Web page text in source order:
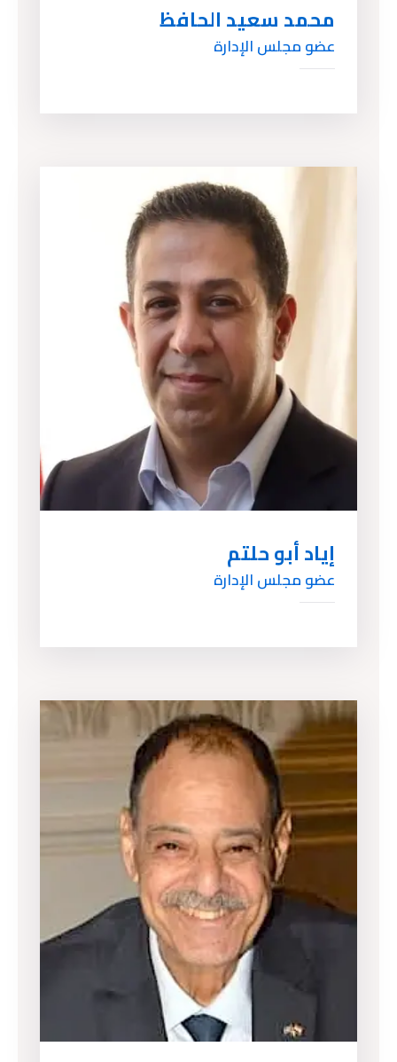
محمد سعيد الحافظ
عضو مجلس الإدارة
إياد أبو حلتم
عضو مجلس الإدارة